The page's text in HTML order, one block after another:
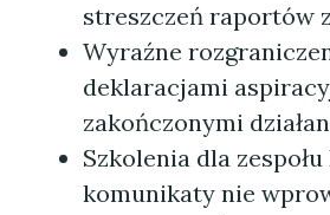
streszczeń raportów
Wyraźne
deklaracjami
zakończonymi
Szkolenia dla zespołu
komunikaty nie